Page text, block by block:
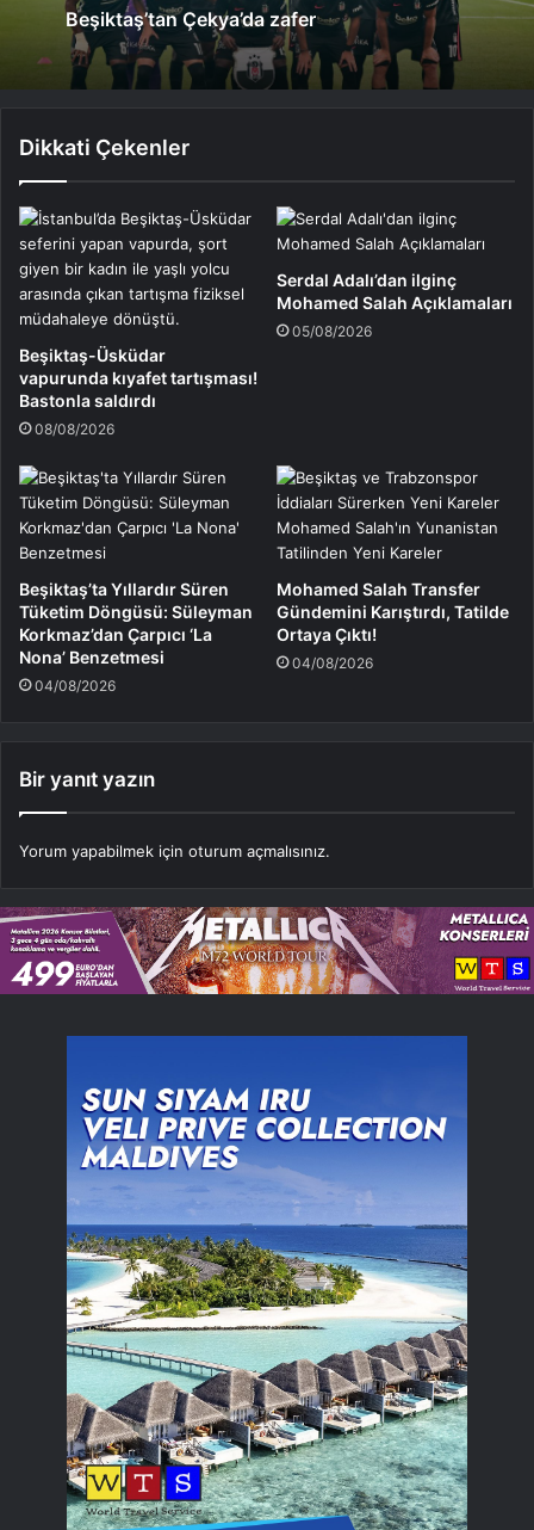
Beşiktaş’tan Çekya’da zafer
Dikkati Çekenler
Beşiktaş-Üsküdar
vapurunda kıyafet tartışması!
Bastonla saldırdı
08/08/2026
Serdal Adalı’dan ilginç
Mohamed Salah Açıklamaları
05/08/2026
Beşiktaş’ta Yıllardır Süren
Tüketim Döngüsü: Süleyman
Korkmaz’dan Çarpıcı ‘La
Nona’ Benzetmesi
04/08/2026
Mohamed Salah Transfer
Gündemini Karıştırdı, Tatilde
Ortaya Çıktı!
04/08/2026
Bir yanıt yazın
Yorum yapabilmek için oturum açmalısınız.